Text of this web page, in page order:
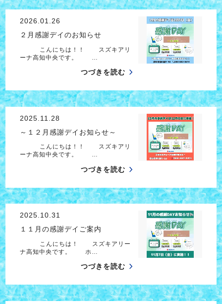
2026.01.26
２月感謝デイのお知らせ
こんにちは！！ スズキアリ
ーナ高知中央です。 …
つづきを読む
2025.11.28
～１２月感謝デイお知らせ～
こんにちは！！ スズキアリ
ーナ高知中央です。 …
つづきを読む
2025.10.31
１１月の感謝デイご案内
こんにちは！ スズキアリー
ナ高知中央です。 ホ…
つづきを読む